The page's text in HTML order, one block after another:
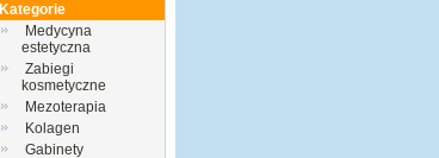
Kategorie
Medycyna
estetyczna
Zabiegi
kosmetyczne
Mezoterapia
Kolagen
Gabinety